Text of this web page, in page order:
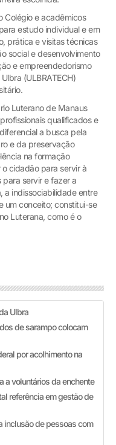
Colégio e acadêmicos
estudo individual e em
prática e visitas técnicas
social e desenvolvimento
e empreendedorismo
(ULBRATECH)
Luterano de Manaus
qualificados e
a busca pela
e da preservação
na formação
cidadão para servir à
servir e fazer a
a indissociabilidade entre
um conceito; constitui-se
Luterana, como é o
Ulbra
de sarampo colocam
por acolhimento na
a voluntários da enchente
referência em gestão de
inclusão de pessoas com